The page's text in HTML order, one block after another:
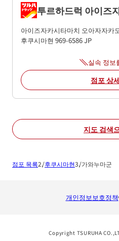
투르하드럭 아이즈
아이즈자카시타마치 오아자자카
후쿠시마현 969-6586JP
실속 정보
점포 상
지도 검색
점포 목록 후쿠시마현 가와누마군
개인정보보호정책
Copyright TSURUHA